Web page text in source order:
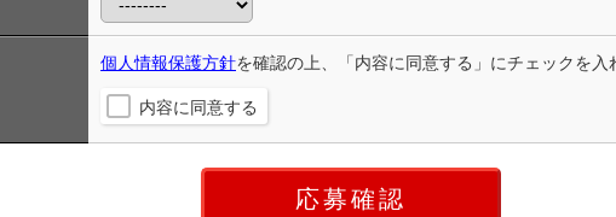
個人情報保護方針を確認の上、「内容に同意する」にチェックを入
内容に同意する